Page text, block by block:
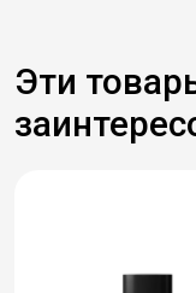
Эти